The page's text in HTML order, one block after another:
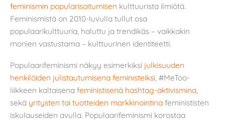
feminismin popularisoitumisen kulttuurista ilmiötä.
Feminismistä on 2010-luvulla tullut osa
populaarikulttuuria, haluttu ja trendikäs – vaikkakin
monien vastustama – kulttuurinen identiteetti.
Populaarifeminismi näkyy esimerkiksi julkisuuden
henkilöiden julistautumisena feministeiksi, #MeToo-
liikkeen kaltaisena feministisenä hashtag-aktivismina,
sekä yritysten tai tuotteiden markkinointina feminististen
iskulauseiden avulla. Populaarifeminismi korostaa